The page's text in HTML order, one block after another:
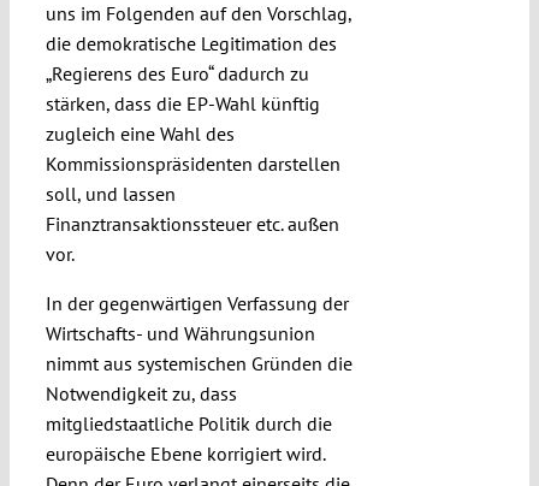
uns im Folgenden auf den Vorschlag,
die demokratische Legitimation des
„Regierens des Euro“ dadurch zu
stärken, dass die EP-Wahl künftig
zugleich eine Wahl des
Kommissionspräsidenten darstellen
soll, und lassen
Finanztransaktionssteuer etc. außen
vor.
In der gegenwärtigen Verfassung der
Wirtschafts- und Währungsunion
nimmt aus systemischen Gründen die
Notwendigkeit zu, dass
mitgliedstaatliche Politik durch die
europäische Ebene korrigiert wird.